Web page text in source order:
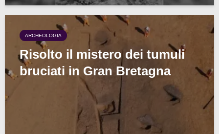
ARCHEOLOGIA
Risolto il mistero dei tumuli
bruciati in Gran Bretagna